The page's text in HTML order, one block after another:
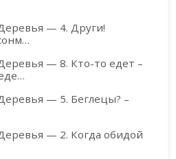
— 4. Други!
— 8. Кто-то едет –
— 5. Беглецы? –
— 2. Когда обидой